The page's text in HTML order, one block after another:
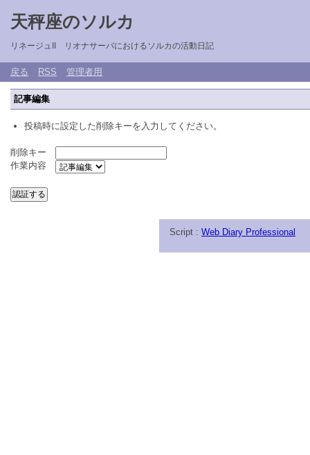
天秤座のソルカ
リネージュII リオナサーバにおけるソルカの活動日記
戻る RSS 管理者用
記事編集
投稿時に設定した削除キーを入力してください。
削除キー
作業内容
Script : Web Diary Professional